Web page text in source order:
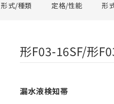
形式/種類 定格/性能 形
形F03-16SF/形
漏水液検知帯